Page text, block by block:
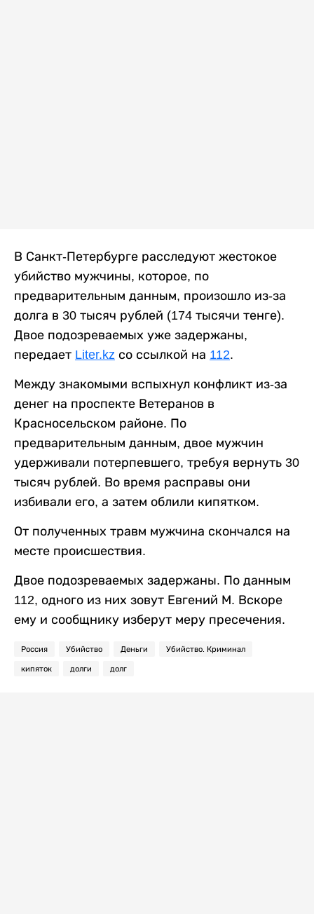
В Санкт-Петербурге расследуют жестокое
убийство мужчины, которое, по
предварительным данным, произошло из-за
долга в 30 тысяч рублей (174 тысячи тенге).
Двое подозреваемых уже задержаны,
передает Liter.kz со ссылкой на 112.
Между знакомыми вспыхнул конфликт из-за
денег на проспекте Ветеранов в
Красносельском районе. По
предварительным данным, двое мужчин
удерживали потерпевшего, требуя вернуть 30
тысяч рублей. Во время расправы они
избивали его, а затем облили кипятком.
От полученных травм мужчина скончался на
месте происшествия.
Двое подозреваемых задержаны. По данным
112, одного из них зовут Евгений М. Вскоре
ему и сообщнику изберут меру пресечения.
Россия Убийство Деньги Убийство. Криминал
кипяток долги долг